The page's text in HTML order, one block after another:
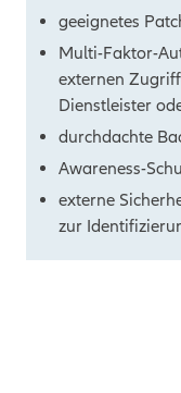
geeignetes
Multi-Faktor-
externen
Dienstleister
durchdachte
Awareness-
externe
zur